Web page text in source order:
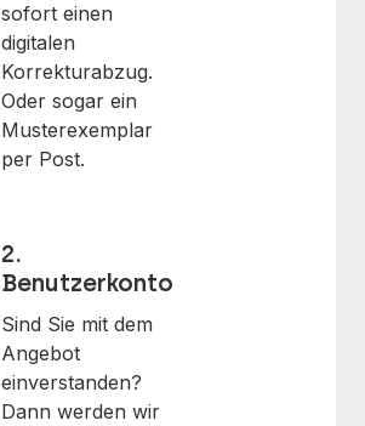
sofort einen
digitalen
Korrekturabzug.
Oder sogar ein
Musterexemplar
per Post.
2.
Benutzerkonto
Sind Sie mit dem
Angebot
einverstanden?
Dann werden wir